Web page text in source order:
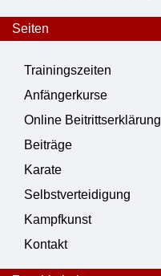
Seiten
Trainingszeiten
Anfängerkurse
Online Beitrittserklärung
Beiträge
Karate
Selbstverteidigung
Kampfkunst
Kontakt